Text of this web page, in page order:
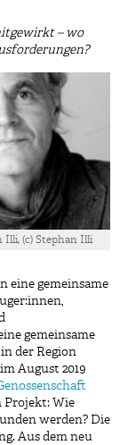
– wo
Illi, (c) Stephan Illi
eine gemeinsame
gemeinsame
der Region
August 2019
Projekt: Wie
werden? Die
Aus dem neu